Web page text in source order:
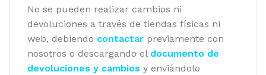
No se pueden realizar cambios ni
devoluciones a través de tiendas físicas ni
web, debiendo contactar previamente con
nosotros o descargando el documento de
devoluciones y cambios y enviándolo